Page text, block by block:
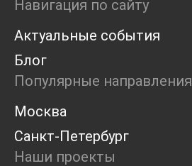
Open call
Экскурсия
Дискуссия
Cosmoscow 2024
Blazar 2024
Встречи
Круглый стол
Навигация по сайту
Актуальные события
Блог
Популярные направления
Москва
Санкт-Петербург
Наши проекты